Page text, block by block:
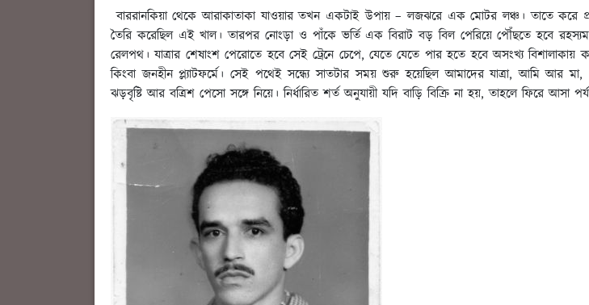
বাররানকিয়া থেকে আরাকাতাকা যাওয়ার তখন একটাই উপায় – লজঝরে এক মোটর লঞ্চ। তাতে করে
তৈরি করেছিল এই খাল। তারপর নোংড়া ও পাঁকে ভর্তি এক বিরাট বড় বিল পেরিয়ে পৌঁছতে হবে
রেলপথ। যাত্রার শেষাংশ পেরোতে হবে সেই ট্রেনে চেপে, যেতে যেতে পার হতে হবে অসংখ্য
কিংবা জনহীন প্ল্যাটফর্মে। সেই পথেই সন্ধ্যে সাতটার সময় শুরু হয়েছিল আমাদের যাত্রা, আমি আর
ঝড়বৃষ্টি আর বত্রিশ পেসো সঙ্গে নিয়ে। নির্ধারিত শর্ত অনুযায়ী যদি বাড়ি বিক্রি না হয়, তাহলে ফিরে আসা